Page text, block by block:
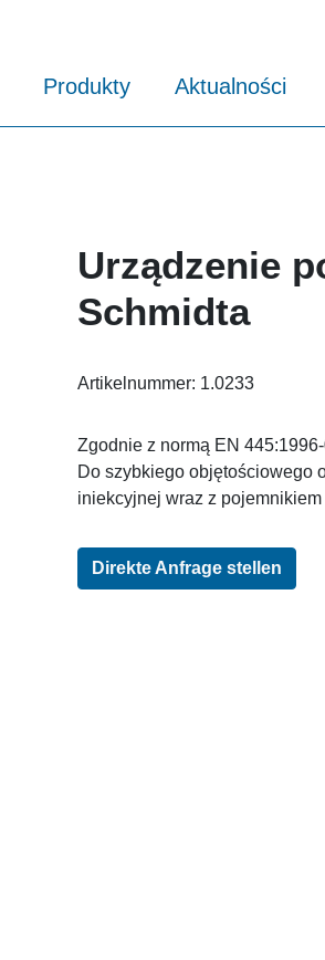
Produkty Aktualności
Urządzenie
Schmidta
Artikelnummer: 1.0233
Zgodnie z normą EN
Do szybkiego objętościowego
iniekcyjnej wraz z pojemnikiem
Direkte Anfrage stellen